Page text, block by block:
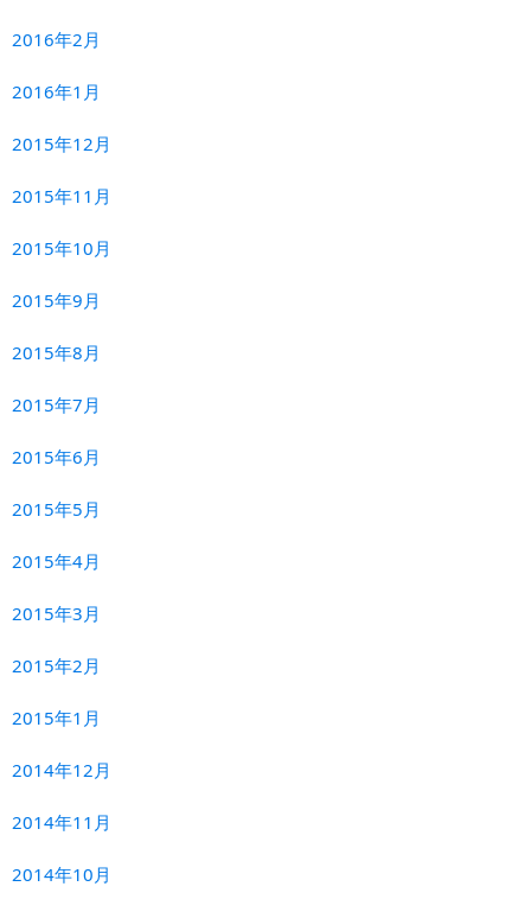
2016年2月
2016年1月
2015年12月
2015年11月
2015年10月
2015年9月
2015年8月
2015年7月
2015年6月
2015年5月
2015年4月
2015年3月
2015年2月
2015年1月
2014年12月
2014年11月
2014年10月